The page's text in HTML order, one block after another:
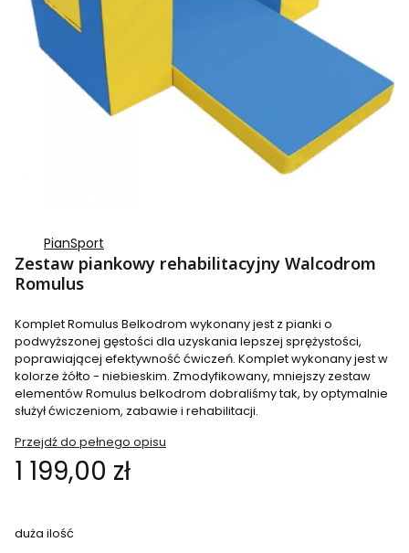
PianSport
Zestaw piankowy rehabilitacyjny Walcodrom
Romulus
Komplet Romulus Belkodrom wykonany jest z pianki o
podwyższonej gęstości dla uzyskania lepszej sprężystości,
poprawiającej efektywność ćwiczeń. Komplet wykonany jest w
kolorze żółto - niebieskim. Zmodyfikowany, mniejszy zestaw
elementów Romulus belkodrom dobraliśmy tak, by optymalnie
służył ćwiczeniom, zabawie i rehabilitacji.
Przejdź do pełnego opisu
Cena
1 199,00 zł
duża ilość